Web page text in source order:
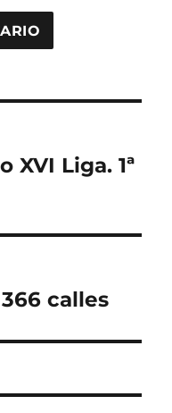
XVI Liga. 1ª
calles